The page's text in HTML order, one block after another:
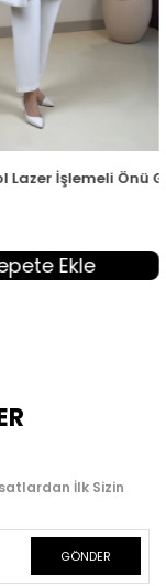
Kadın Tunik
Kol Lazer İşlemeli
Sepete Ekle
İlk Sizin
GÖNDER